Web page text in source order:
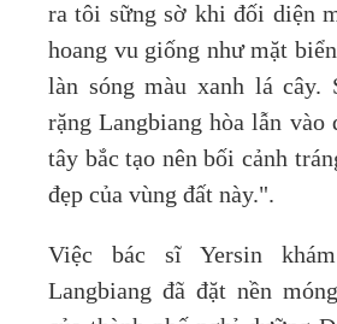
ra tôi sững sờ khi đối diện
hoang vu giống như mặt
làn sóng màu xanh lá cây.
rặng Langbiang hòa lẫn vào
tây bắc tạo nên bối cảnh
đẹp của vùng đất này.".
Việc bác sĩ Yersin
Langbiang đã đặt nền